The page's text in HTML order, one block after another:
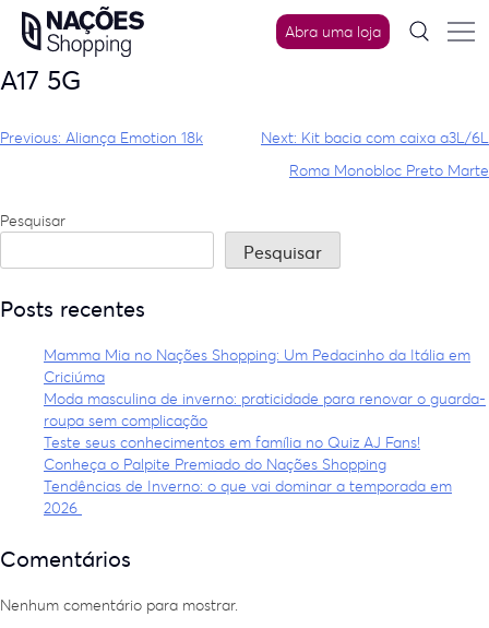
Skip
content
Abra uma loja
A17 5G
Navegação
Post
Previous: Aliança Emotion 18k Next: Kit bacia com caixa a3L/6L
Roma Monobloc Preto Marte
Pesquisar
Pesquisar
Posts recentes
Mamma Mia no Nações Shopping: Um Pedacinho da Itália em
Criciúma
Moda masculina de inverno: praticidade para renovar o guarda-
roupa sem complicação
Teste seus conhecimentos em família no Quiz AJ Fans!
Conheça o Palpite Premiado do Nações Shopping
Tendências de Inverno: o que vai dominar a temporada em
2026
Comentários
Nenhum comentário para mostrar.